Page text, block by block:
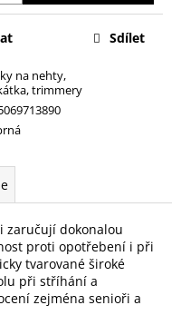
na nehty,
trimmery
Sdílet
zaručují dokonalou
proti opotřebení i při
tvarované široké
při stříhání a
zejména senioři a